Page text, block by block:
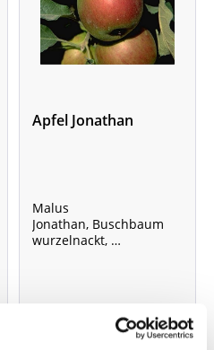
Apfel Jonathan
Malus
Jonathan, Buschbaum
wurzelnackt,
ca. 5 m, mit Schnitt 3 - 4
Lieferzeit: 4 - 9 Werktage